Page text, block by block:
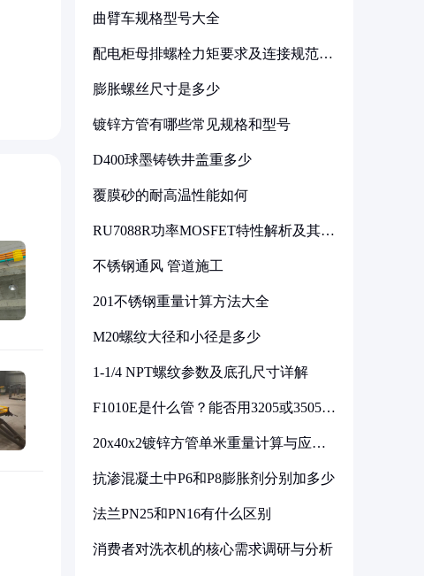
曲臂车规格型号大全
配电柜母排螺栓力矩要求及连接规范详
膨胀螺丝尺寸是多少
镀锌方管有哪些常见规格和型号
D400球墨铸铁井盖重多少
覆膜砂的耐高温性能如何
RU7088R功率MOSFET特性解析及其在
不锈钢通风 管道施工
201不锈钢重量计算方法大全
M20螺纹大径和小径是多少
1-1/4 NPT螺纹参数及底孔尺寸详解
F1010E是什么管？能否用3205或3505代
20x40x2镀锌方管单米重量计算与应用
抗渗混凝土中P6和P8膨胀剂分别加多少
法兰PN25和PN16有什么区别
消费者对洗衣机的核心需求调研与分析